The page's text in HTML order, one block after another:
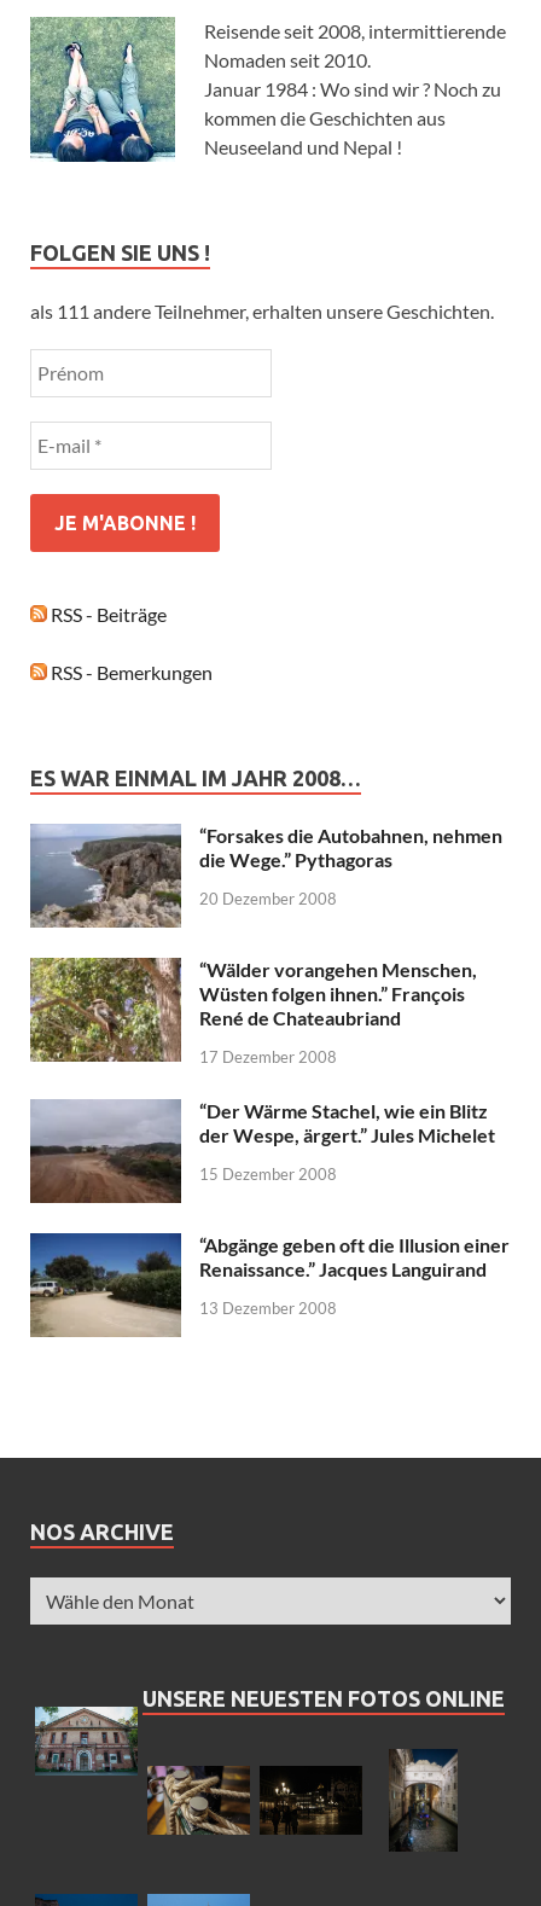
Reisende seit 2008, intermittierende
Nomaden seit 2010.
Januar 1984 : Wo sind wir ? Noch zu
kommen die Geschichten aus
Neuseeland und Nepal !
FOLGEN SIE UNS !
als 111 andere Teilnehmer, erhalten unsere Geschichten.
RSS - Beiträge
RSS - Bemerkungen
ES WAR EINMAL IM JAHR 2008…
“Forsakes die Autobahnen, nehmen
die Wege.” Pythagoras
20 Dezember 2008
“Wälder vorangehen Menschen,
Wüsten folgen ihnen.” François
René de Chateaubriand
17 Dezember 2008
“Der Wärme Stachel, wie ein Blitz
der Wespe, ärgert.” Jules Michelet
15 Dezember 2008
“Abgänge geben oft die Illusion einer
Renaissance.” Jacques Languirand
13 Dezember 2008
NOS ARCHIVE
UNSERE NEUESTEN FOTOS ONLINE